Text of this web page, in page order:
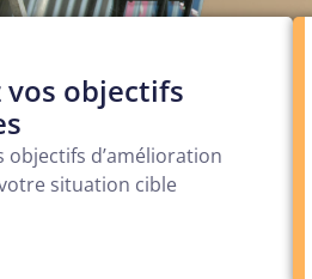
objectifs
objectifs d’amélioration
situation cible